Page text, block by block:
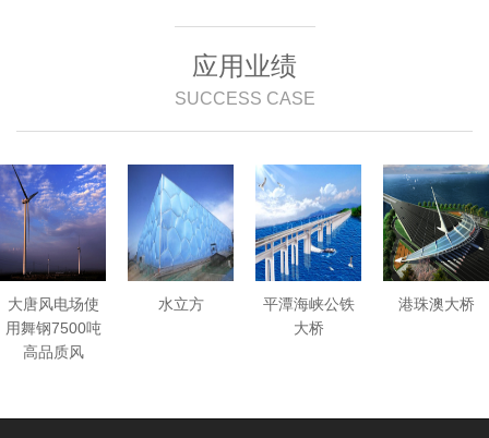
应用业绩
SUCCESS CASE
大唐风电场使
用舞钢7500吨
高品质风
水立方
平潭海峡公铁
大桥
港珠澳大桥